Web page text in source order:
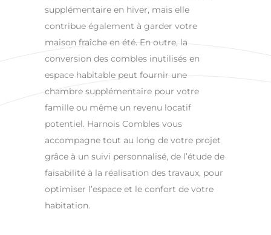
supplémentaire en hiver, mais elle
contribue également à garder votre
maison fraîche en été. En outre, la
conversion des combles inutilisés en
espace habitable peut fournir une
chambre supplémentaire pour votre
famille ou même un revenu locatif
potentiel. Harnois Combles vous
accompagne tout au long de votre projet
grâce à un suivi personnalisé, de l’étude de
faisabilité à la réalisation des travaux, pour
optimiser l’espace et le confort de votre
habitation.